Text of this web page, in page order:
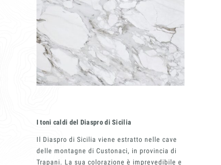
Lavora
Contatti
I toni caldi del Diaspro di Sicilia
Il Diaspro di Sicilia viene estratto nelle cave
delle montagne di Custonaci, in provincia di
Trapani. La sua colorazione è imprevedibile e